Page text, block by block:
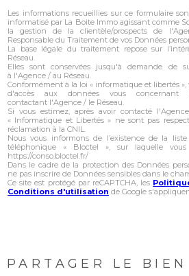
Les informations recueillies sur ce formulaire
informatisé par La Boite Immo agissant comme
la gestion de la clientèle/prospects de
Responsable du Traitement de vos Données
La base légale du traitement repose sur
Réseau.
Elles sont conservées jusqu'à demande de
à l'Agence / au Réseau.
Conformément à la loi « informatique et libertés
d'accès aux données vous
contactant l'Agence / le Réseau.
Si vous estimez, après avoir contacté
« Informatique et Libertés » ne sont pas
réclamation à la CNIL.
Nous vous informons de l’existence de la
téléphonique « Bloctel », sur laquelle
https://conso.bloctel.fr/
Dans le cadre de la protection des Données
ne pas inscrire de Données sensibles dans le
Ce site est protégé par reCAPTCHA, les
Conditions d'utilisation de Google
PARTAGER LE BIEN